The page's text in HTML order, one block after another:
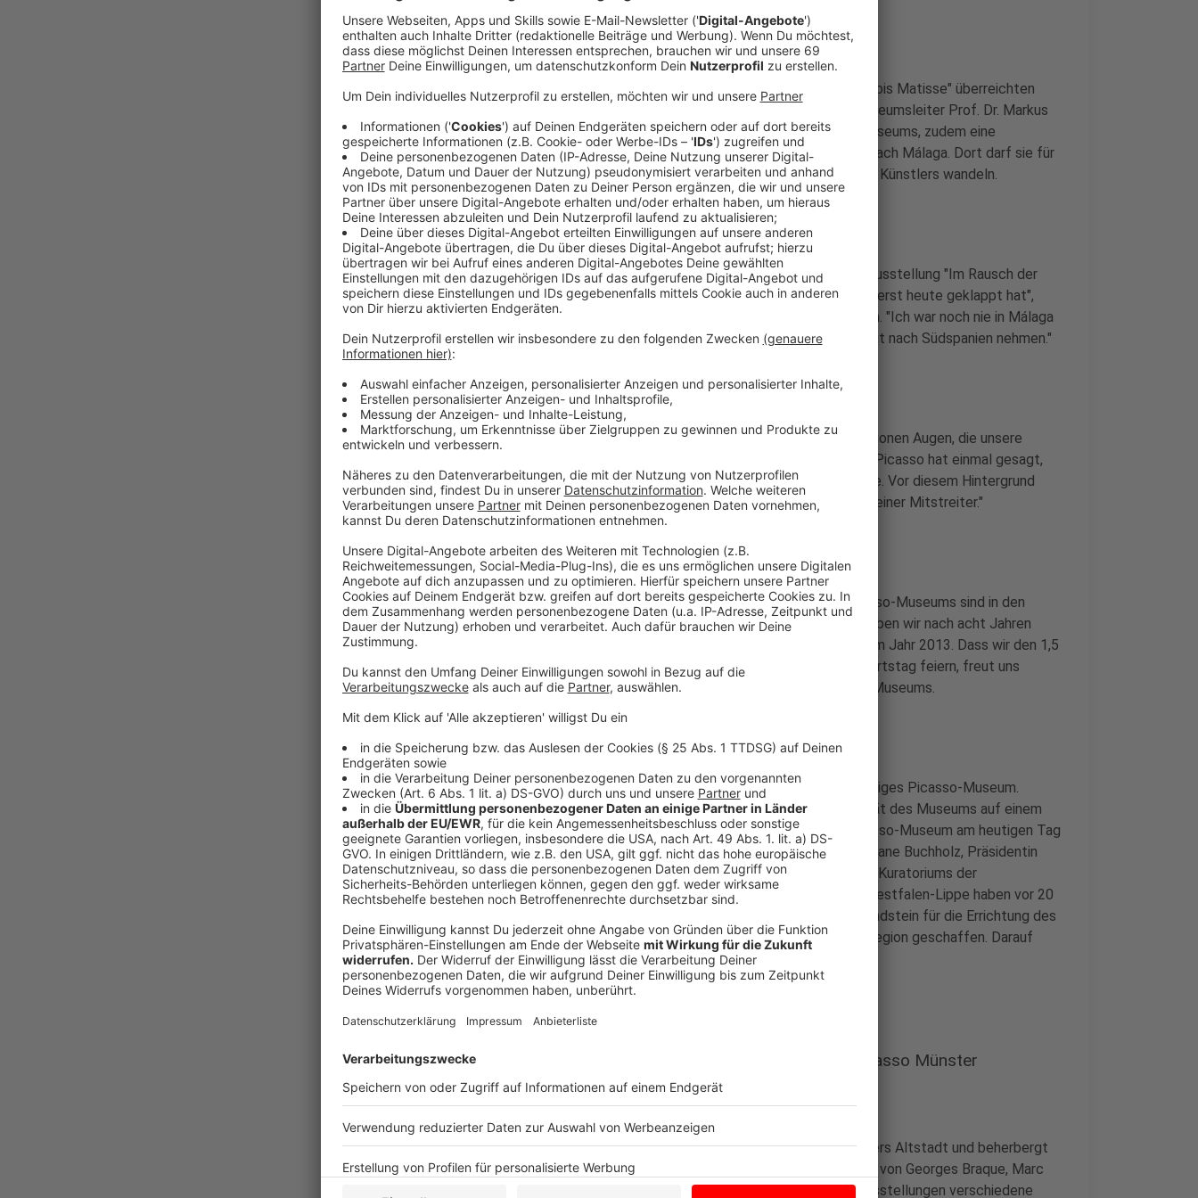
Anzeige
In der aktuellen Ausstellung "Im Rausch der Farbe – Von Gauguin bis Matisse" überreichten
Andrea Hagemann (r., kaufm. Vorstand Picasso-Museum) und Museumsleiter Prof. Dr. Markus
Müller (l.) Helen Oskamp, der 1,5 Mio. Besucherin des Picasso-Museums, zudem eine
Jahreskarte für das Museum und einen Gutschein für eine Reise nach Málaga. Dort darf sie für
drei Tage an Picassos Geburtsort auf den Spuren des spanischen Künstlers wandeln.
Anzeige
"Ich wollte eigentlich schon gestern an meinem Geburtstag die Ausstellung "Im Rausch der
Farbe" besuchen. Nun bin ich froh, dass es aus zeitlichen Gründen erst heute geklappt hat",
freute sich die überraschte Helen Oskamp über ihren Reisegewinn. "Ich war noch nie in Málaga
und möchte am liebsten meinen Mann und meine beiden Kinder mit nach Südspanien nehmen."
"1,5 Millionen Besucher, das sind abschlägig gerechnet rund 3 Millionen Augen, die unsere
Ausstellung gesehen haben", resümierte Prof. Dr. Markus Müller. "Picasso hat einmal gesagt,
das Kunstwerk habe nur Leben durch denjenigen, der es betrachte. Vor diesem Hintergrund
erscheint seine Kunst in Münster sehr vital – und auch diejenige seiner Mitstreiter."
Die jährlichen Besucherzahlen des im Jahr 2000 eröffneten Picasso-Museums sind in den
vergangenen Jahren stetig gestiegen. "Den 500.000. Besucher haben wir nach acht Jahren
empfangen und die millionste Besucherin kam fünf Jahre später im Jahr 2013. Dass wir den 1,5
Mio. Gast in dem Jahr begrüßen, in dem wir auch unseren 20. Geburtstag feiern, freut uns
besonders," so Andrea Hagemann, kaufmännischer Vorstand des Museums.
Anzeige
"Das Kunstmuseum Pablo Picasso Münster ist Deutschlands einziges Picasso-Museum.
Öffentlichkeitsstarke Sonderausstellungen haben die Attraktivität des Museums auf einem
hohen Niveau stabilisiert. Es freut mich daher sehr, dass das Picasso-Museum am heutigen Tag
bereits seine 1,5 Mio. Besucherin begrüßen konnte", so Prof. Dr. Liane Buchholz, Präsidentin
des Sparkassenverbandes Westfalen-Lippe und Vorsitzende des Kuratoriums der
Sparkassenstiftung Kunstmuseum Münster. "Die Sparkassen in Westfalen-Lippe haben vor 20
Jahren gemeinsam mit den weiteren Stiftern den finanziellen Grundstein für die Errichtung des
Kunstmuseums gelegt. Sie haben ein kulturelles Kleinod für die Region geschaffen. Darauf
sind wir sehr stolz."
Anzeige
Hintergrundinformation zum Kunstmuseum Pablo Picasso Münster
Anzeige
Das Kunstmuseum Pablo Picasso Münster liegt zentral in Münsters Altstadt und beherbergt
über 800 Lithografien von Pablo Picasso und weitere Grafikreihen von Georges Braque, Marc
Chagall und Henri Matisse. Das Museum zeigt in wechselnden Ausstellungen verschiedene